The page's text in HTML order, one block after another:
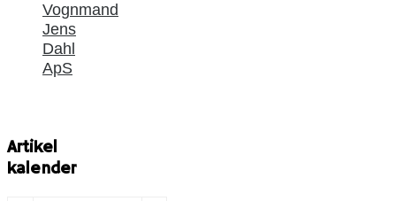
Vognmand
Jens
Dahl
ApS
Artikel
kalender